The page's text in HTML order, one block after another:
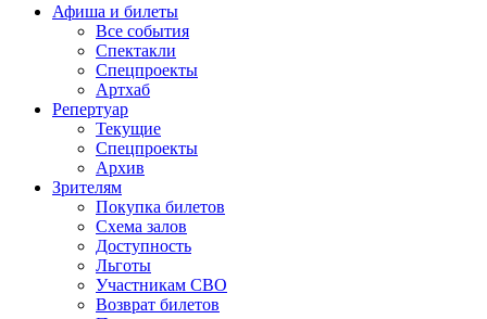
Афиша и билеты
Все события
Спектакли
Спецпроекты
Артхаб
Репертуар
Текущие
Спецпроекты
Архив
Зрителям
Покупка билетов
Схема залов
Доступность
Льготы
Участникам СВО
Возврат билетов